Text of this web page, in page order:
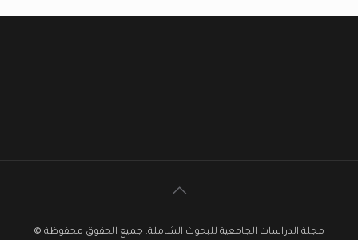
مجلة الدراسات الجامعية للبحوث الشاملة. جميع الحقوق محفوظة ©